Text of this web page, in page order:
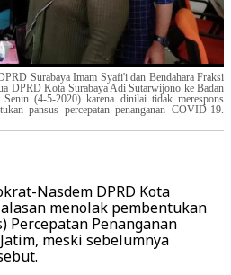
Surabaya Imam Syafi'i dan Bendahara Fraksi
DPRD Kota Surabaya Adi Sutarwijono ke Badan
(4-5-2020) karena dinilai tidak merespons
pansus percepatan penanganan COVID-19.
Nasdem DPRD Kota
menolak pembentukan
Percepatan Penanganan
meski sebelumnya